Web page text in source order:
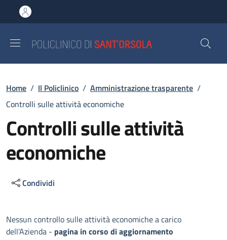
al contenuto principale
to footer content
Briciole di pane
Home / Il Policlinico / Amministrazione trasparente /
Controlli sulle attività economiche
Controlli sulle attività
economiche
Condividi
Descrizione
Nessun controllo sulle attività economiche a carico
dell'Azienda - pagina in corso di aggiornamento